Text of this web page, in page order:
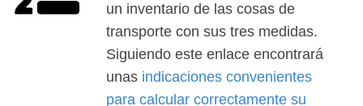
un inventario de las cosas de
transporte con sus tres medidas.
Siguiendo este enlace encontrará
unas indicaciones convenientes
para calcular correctamente su